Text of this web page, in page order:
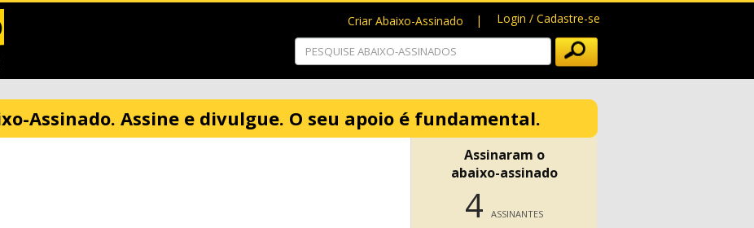
Criar Abaixo-Assinado Login / Cadastre-se
Assinado. Assine e divulgue. O seu apoio é fundamental.
Assinaram o
abaixo-assinado
4 ASSINANTES